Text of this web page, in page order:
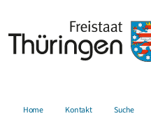
Home Kontakt Suche